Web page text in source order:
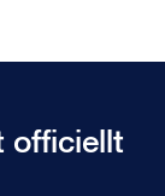
officiellt